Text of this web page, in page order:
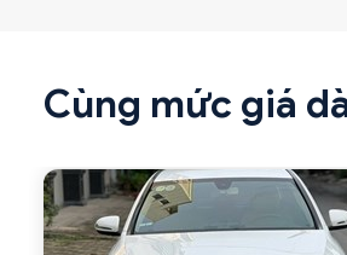
Cùng mức giá